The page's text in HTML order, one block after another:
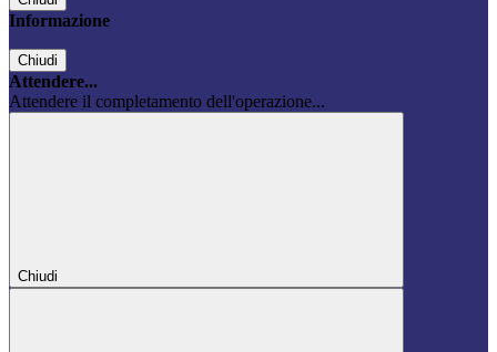
Informazione
Chiudi
Attendere...
Attendere il completamento dell'operazione...
Chiudi